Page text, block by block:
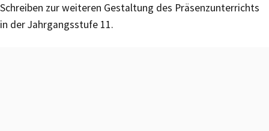
Schreiben zur weiteren Gestaltung des Präsenzunterrichts
in der Jahrgangsstufe 11.